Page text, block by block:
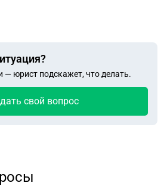
— юрист подскажет, что делать.
свой вопрос